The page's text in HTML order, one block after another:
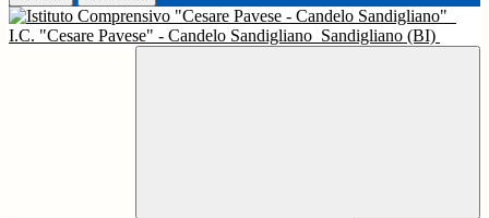
I.C. "Cesare Pavese" - Candelo Sandigliano Sandigliano (BI)